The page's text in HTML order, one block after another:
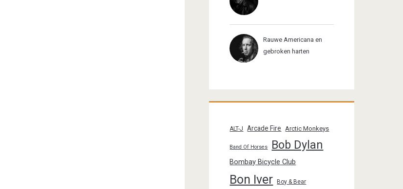
Rauwe Americana en
gebroken harten
ALT-J Arcade Fire Arctic Monkeys
Band Of Horses Bob Dylan
Bombay Bicycle Club
Bon Iver Boy & Bear